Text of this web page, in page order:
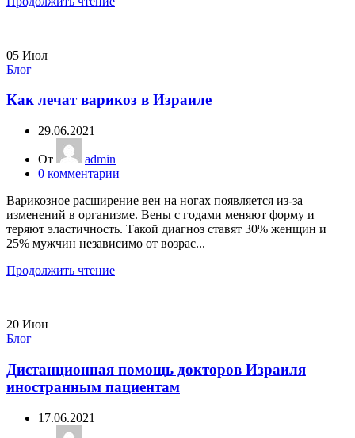
05 Июл
Блог
Как лечат варикоз в Израиле
29.06.2021
От
admin
0 комментарии
Варикозное расширение вен на ногах появляется из-за
изменений в организме. Вены с годами меняют форму и
теряют эластичность. Такой диагноз ставят 30% женщин и
25% мужчин независимо от возрас...
Продолжить чтение
20 Июн
Блог
Дистанционная помощь докторов Израиля
иностранным пациентам
17.06.2021